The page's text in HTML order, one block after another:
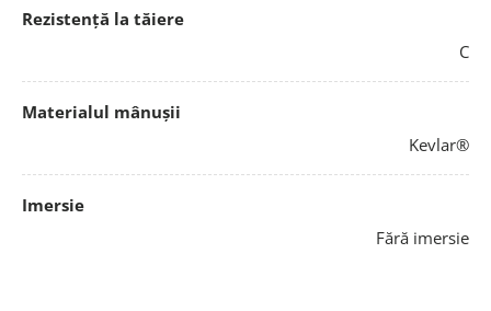
Rezistență la tăiere
C
Materialul mânușii
Kevlar®
Imersie
Fără imersie